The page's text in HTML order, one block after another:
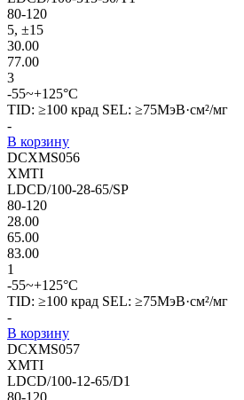
80-120
5, ±15
30.00
77.00
3
-55~+125°C
TID: ≥100 крад SEL: ≥75МэВ·см²/мг
-
В корзину
DCXMS056
XMTI
LDCD/100-28-65/SP
80-120
28.00
65.00
83.00
1
-55~+125°C
TID: ≥100 крад SEL: ≥75МэВ·см²/мг
-
В корзину
DCXMS057
XMTI
LDCD/100-12-65/D1
80-120